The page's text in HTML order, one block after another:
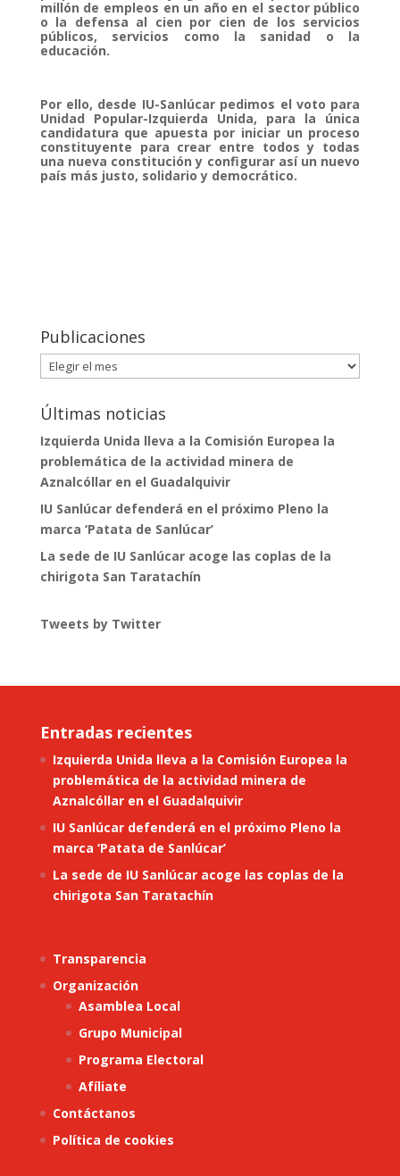
millón de empleos en un año en el sector público
o la defensa al cien por cien de los servicios
públicos, servicios como la sanidad o la
educación.
Por ello, desde IU-Sanlúcar pedimos el voto para
Unidad Popular-Izquierda Unida, para la única
candidatura que apuesta por iniciar un proceso
constituyente para crear entre todos y todas
una nueva constitución y configurar así un nuevo
país más justo, solidario y democrático.
Publicaciones
Publicaciones
Últimas noticias
Izquierda Unida lleva a la Comisión Europea la
problemática de la actividad minera de
Aznalcóllar en el Guadalquivir
IU Sanlúcar defenderá en el próximo Pleno la
marca ‘Patata de Sanlúcar’
La sede de IU Sanlúcar acoge las coplas de la
chirigota San Taratachín
Tweets by Twitter
Entradas recientes
Izquierda Unida lleva a la Comisión Europea la
problemática de la actividad minera de
Aznalcóllar en el Guadalquivir
IU Sanlúcar defenderá en el próximo Pleno la
marca ‘Patata de Sanlúcar’
La sede de IU Sanlúcar acoge las coplas de la
chirigota San Taratachín
Transparencia
Organización
Asamblea Local
Grupo Municipal
Programa Electoral
Afíliate
Contáctanos
Política de cookies